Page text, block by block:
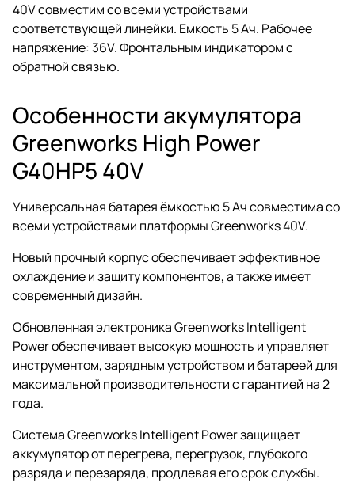
40V совместим со всеми устройствами
соответствующей линейки. Емкость 5 Ач. Рабочее
напряжение: 36V. Фронтальным индикатором с
обратной связью.
Особенности акумулятора
Greenworks High Power
G40HP5 40V
Универсальная батарея ёмкостью 5 Ач совместима со
всеми устройствами платформы Greenworks 40V.
Новый прочный корпус обеспечивает эффективное
охлаждение и защиту компонентов, а также имеет
современный дизайн.
Обновленная электроника Greenworks Intelligent
Power обеспечивает высокую мощность и управляет
инструментом, зарядным устройством и батареей для
максимальной производительности с гарантией на 2
года.
Система Greenworks Intelligent Power защищает
аккумулятор от перегрева, перегрузок, глубокого
разряда и перезаряда, продлевая его срок службы.